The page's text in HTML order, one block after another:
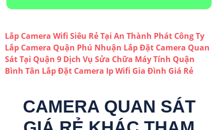
Lắp Camera Wifi Siêu Rẻ Tại An Thành Phát Công Ty
Lắp Camera Quận Phú Nhuận Lắp Đặt Camera Quan
Sát Tại Quận 9 Dịch Vụ Sửa Chữa Máy Tính Quận
Bình Tân Lắp Đặt Camera Ip Wifi Gia Đình Giá Rẻ
CAMERA QUAN SÁT